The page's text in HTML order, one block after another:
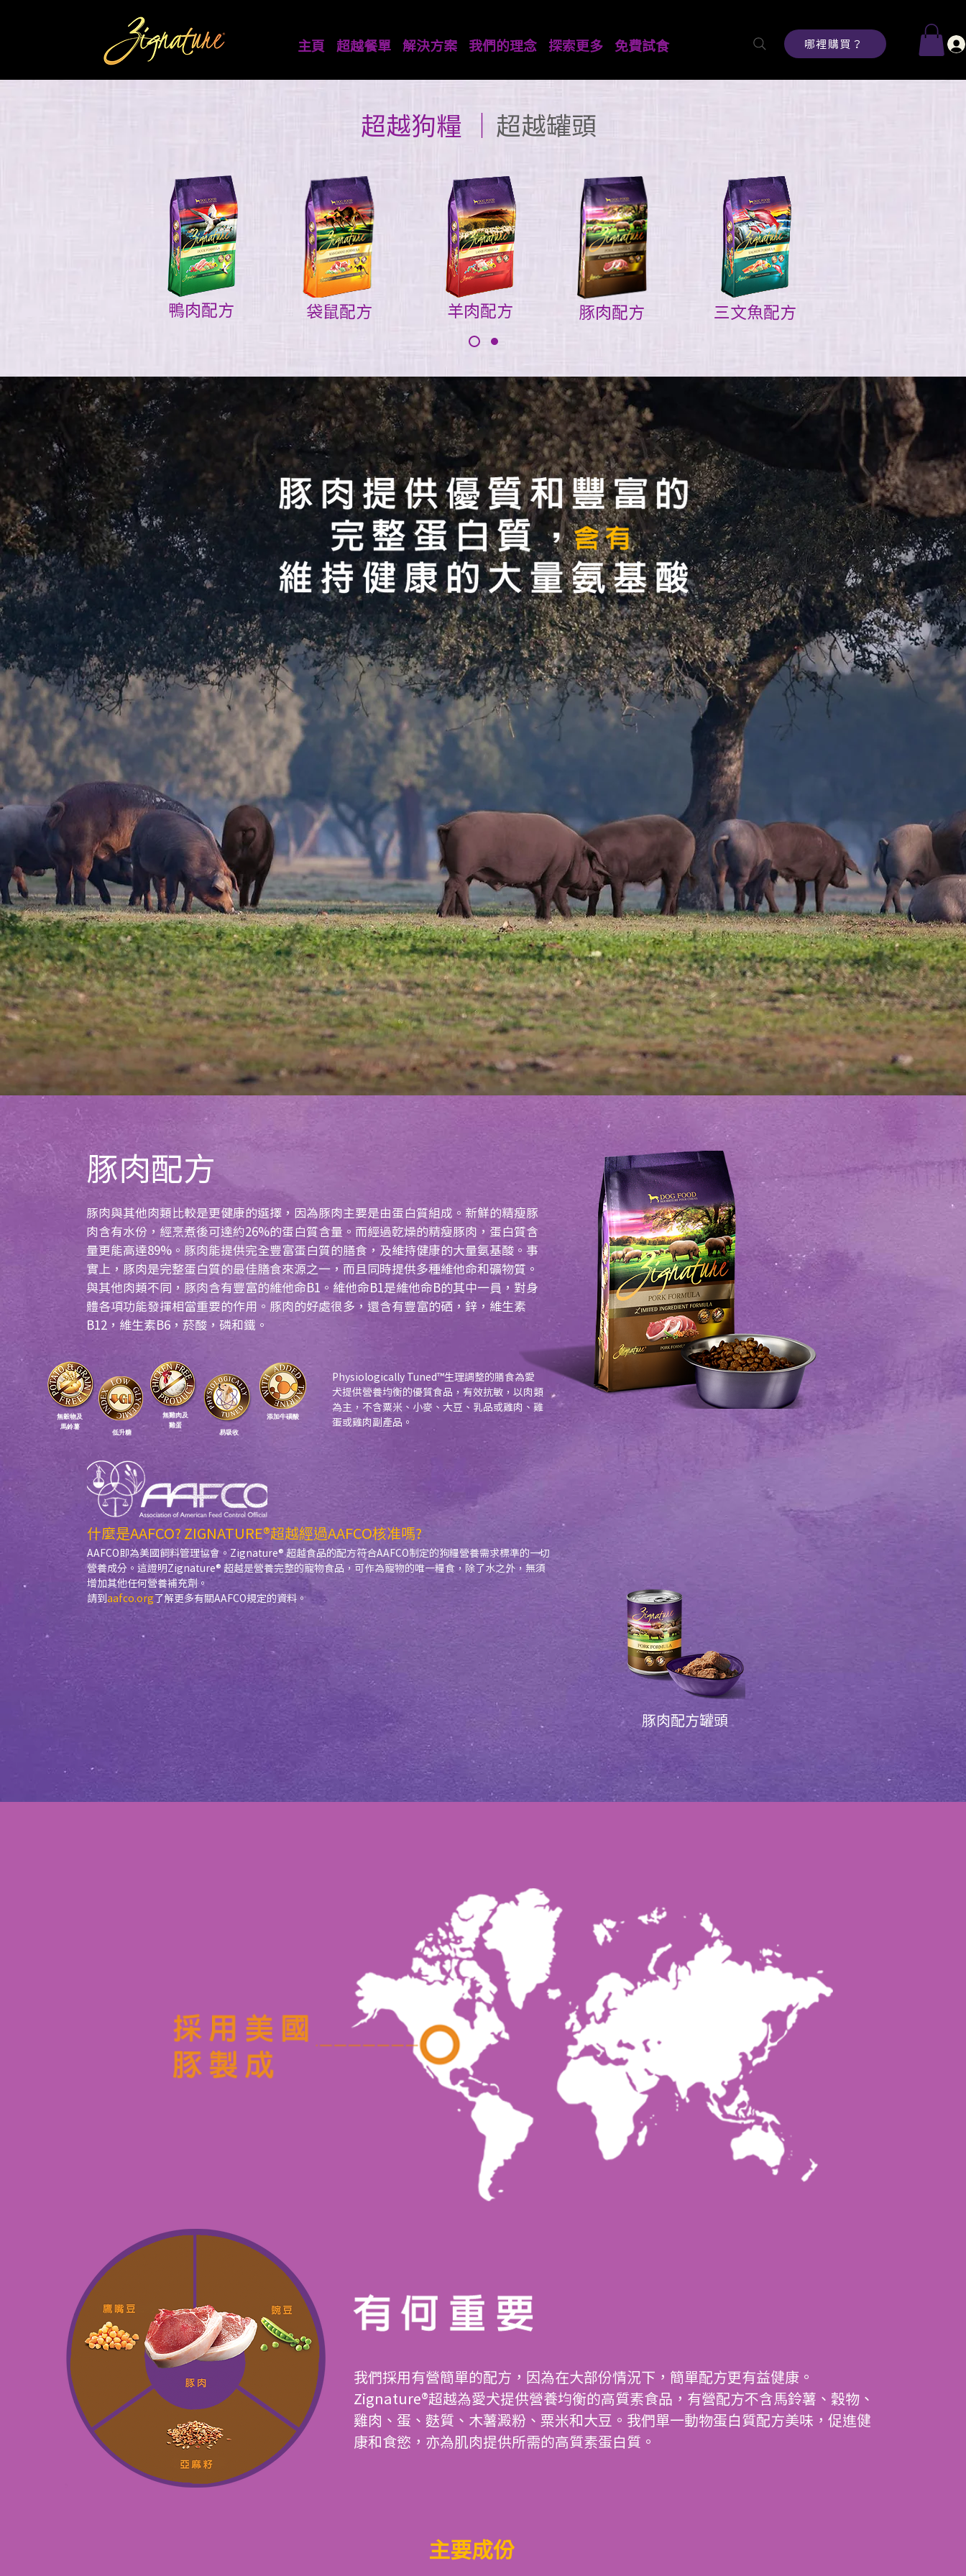
主頁 超越餐單 解決方案 我們的理念 探索更多 免費試食 哪裡購買？
超越餐單
超越狗糧 超越罐頭
鴨肉配方 袋鼠配方 羊肉配方 豚肉配方 三文魚配方
豚肉配方
豚肉與其他肉類比較是更健康的選擇，因為豚肉主要是由蛋白質組成。新鮮的精瘦豚
肉含有水份，經烹煮後可達約26%的蛋白質含量。而經過乾燥的精瘦豚肉，蛋白質含
量更能高達89%。豚肉能提供完全豐富蛋白質的膳食，及維持健康的大量氨基酸。事
實上，豚肉是完整蛋白質的最佳膳食來源之一，而且同時提供多種維他命和礦物質。
與其他肉類不同，豚肉含有豐富的維他命B1。維他命B1是維他命B的其中一員，對身
體各項功能發揮相當重要的作用。豚肉的好處很多，還含有豐富的硒，鋅，維生素
B12，維生素B6，菸酸，磷和鐵。​
Physiologically Tuned™生理調整的膳食為愛
犬提供營養均衡的優質食品，有效抗敏，以肉類
為主，不含粟米、小麥、大豆、乳品或雞肉、雞
蛋或雞肉副產品。
什麼是AAFCO? ZIGNATURE®超越經過AAFCO核准嗎?
AAFCO即為美國飼料管理協會。Zignature® 超越食品的配方符合AAFCO制定的狗糧營養需求標準的一切
營養成分。這證明Zignature® 超越是營養完整的寵物食品，可作為寵物的唯一糧食，除了水之外，無須
增加其他任何營養補充劑。
請到 aafco.org 了解更多有關AAFCO規定的資料。
​低升糖
​無穀物及
馬鈴薯
無雞肉及
雞蛋
易吸收
添加牛磺酸
​豚肉配方罐頭
我們採用有營簡單的配方，因為在大部份情況下，簡單配方更有益健康。
Zignature®超越為愛犬提供營養均衡的高質素食品，有營配方不含馬鈴薯、穀物、
雞肉、蛋、麩質、木薯澱粉、粟米和大豆。我們單一動物蛋白質配方美味，促進健
康和食慾，亦為肌肉提供所需的高質素蛋白質。
主要成份